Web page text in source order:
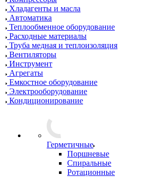
Хладагенты и масла
Автоматика
Теплообменное оборудование
Расходные материалы
Труба медная и теплоизоляция
Вентиляторы
Инструмент
Агрегаты
Емкостное оборудование
Электрооборудование
Кондиционирование
Герметичные
Поршневые
Спиральные
Ротационные